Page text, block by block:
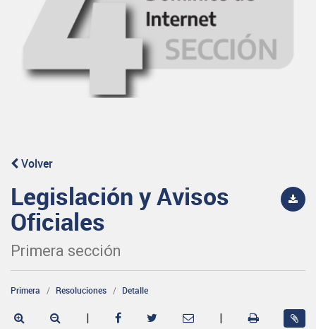
Volver
Legislación y Avisos
Oficiales
Primera sección
Primera Resoluciones Detalle
| |